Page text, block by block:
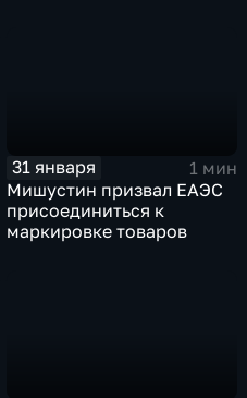
31 января
1 мин
Мишустин призвал ЕАЭС
присоединиться к
маркировке товаров